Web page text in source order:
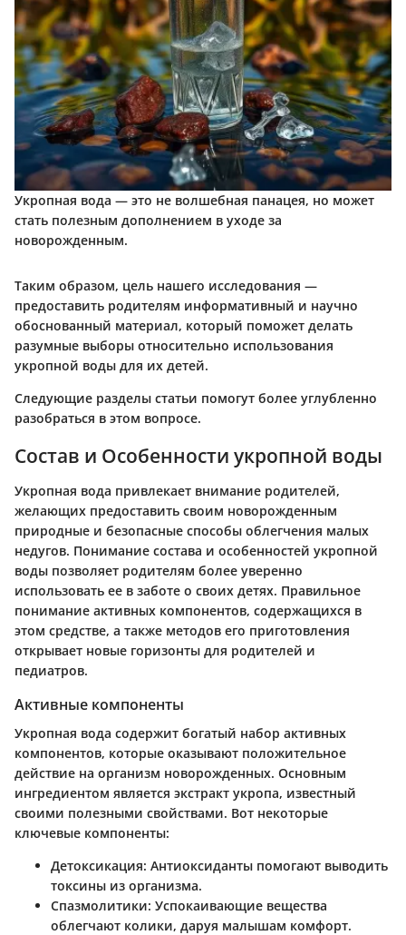
Укропная вода — это не волшебная панацея, но может
стать полезным дополнением в уходе за
новорожденным.
Таким образом, цель нашего исследования —
предоставить родителям информативный и научно
обоснованный материал, который поможет делать
разумные выборы относительно использования
укропной воды для их детей.
Следующие разделы статьи помогут более углубленно
разобраться в этом вопросе.
Состав и Особенности укропной воды
Укропная вода привлекает внимание родителей,
желающих предоставить своим новорожденным
природные и безопасные способы облегчения малых
недугов. Понимание состава и особенностей укропной
воды позволяет родителям более уверенно
использовать ее в заботе о своих детях. Правильное
понимание активных компонентов, содержащихся в
этом средстве, а также методов его приготовления
открывает новые горизонты для родителей и
педиатров.
Активные компоненты
Укропная вода содержит богатый набор активных
компонентов, которые оказывают положительное
действие на организм новорожденных. Основным
ингредиентом является экстракт укропа, известный
своими полезными свойствами. Вот некоторые
ключевые компоненты:
Детоксикация: Антиоксиданты помогают выводить
токсины из организма.
Спазмолитики: Успокаивающие вещества
облегчают колики, даруя малышам комфорт.